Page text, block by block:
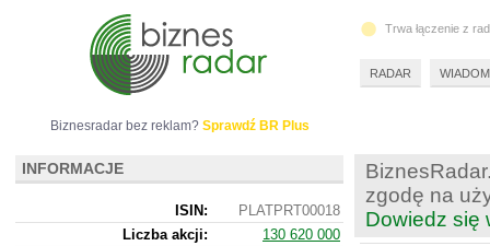
zgodę na
Dowiedz się
Biznesradar bez reklam? Sprawdź BR Plus
INFORMACJE
ISIN:
PLATPRT00018
Liczba akcji:
130 620 000
Trwa łączenie z
RADAR